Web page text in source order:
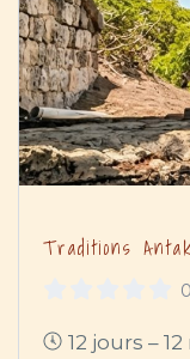
Traditions
12 jours –